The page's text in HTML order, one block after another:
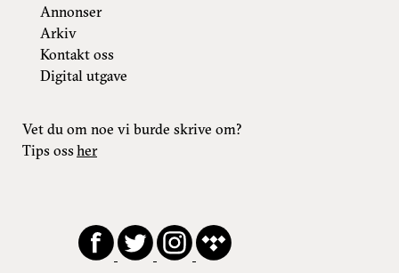
Annonser
Arkiv
Kontakt oss
Digital utgave
Vet du om noe vi burde skrive om?
Tips ossher